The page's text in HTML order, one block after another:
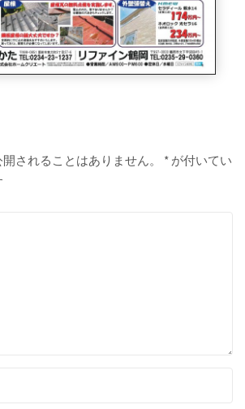
されることはありません。 * が付いてい